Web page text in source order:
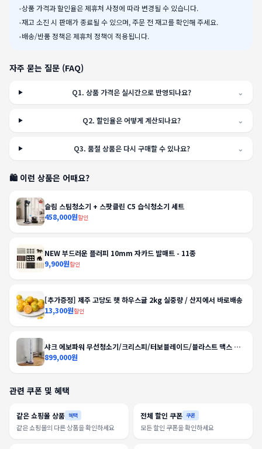
•상품 가격과 할인율은 제휴처 사정에 따라 변경될 수 있습니다.
•재고 소진 시 판매가 종료될 수 있으며, 주문 전 재고를 확인해 주세요.
•배송/반품 정책은 제휴처 정책이 적용됩니다.
자주 묻는 질문 (FAQ)
Q1.상품 가격은 실시간으로 반영되나요? ⌄
Q2.할인율은 어떻게 계산되나요? ⌄
Q3. 품절 상품은 다시 구매할 수 있나요? ⌄
🛍️ 이런 상품은 어때요?
슬림 스팀청소기 + 스팟클린 C5 습식청소기 세트
458,000원할인
NEW 부드러운 플러피 10mm 자카드 발매트 - 11종
9,900원할인
[추가증정] 제주 고당도 햇 하우스귤 2kg 실중량 / 산지에서 바로배송
13,300원할인
샤크 에보파워 무선청소기/크리스피/터보블레이드/블라스트 맥스 외
BEST
899,000원
관련 쿠폰 및 혜택
같은 쇼핑몰 상품 혜택
같은 쇼핑몰의 다른 상품을 확인하세요
전체 할인 쿠폰 쿠폰
모든 할인 쿠폰을 확인하세요